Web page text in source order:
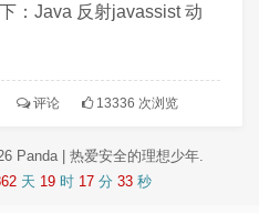
：Java 反射javassist 动
评论 13336 次浏览
Panda | 热爱安全的理想少年.
天 19 时 17 分 33 秒